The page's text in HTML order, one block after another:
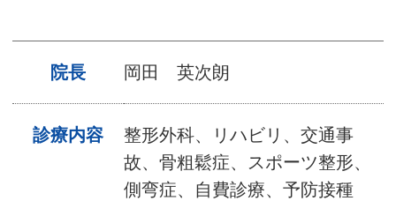
院長 岡田 英次朗
診療内容
整形外科、リハビリ、交通事
故、骨粗鬆症、スポーツ整形、
側弯症、自費診療、予防接種